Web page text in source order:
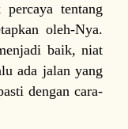
tentang
oleh-Nya.
baik, niat
ada jalan yang
dengan cara-